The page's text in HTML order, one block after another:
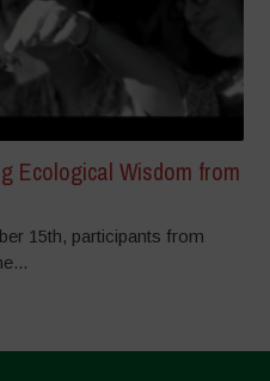
Ecological Wisdom from
15th, participants from